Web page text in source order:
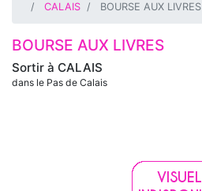
CALAIS
BOURSE AUX LIVRES
Sortir à CALAIS
dans le Pas de Calais
BOURSE AUX LIVRES